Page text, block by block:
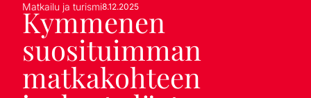
Matkailu ja turismi8.12.2025
Kymmenen
suosituimman
matkakohteen